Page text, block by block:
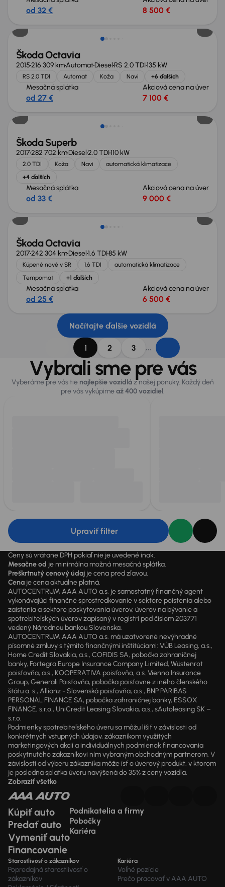
od 32 € 8 500 €
Zlacnené o 600 €
Škoda Octavia
2015216 309 kmAutomatDiesel RS 2.0 TDI135 kW
RS 2.0 TDI Automat Koža Navi +6 ďalších
Mesačná splátka
od 27 €
Akciová cena na úver
7 100 €
Zlacnené o 800 €
Škoda Superb
2017282 702 kmDiesel2.0 TDI110 kW
2.0 TDI Koža Navi
automatická klimatizace
+4 ďalších
Mesačná splátka
od 33 €
Akciová cena na úver
9 000 €
Škoda Octavia
2017242 304 kmDiesel1.6 TDI85 kW
Kúpené nové v SR 1.6 TDI
automatická klimatizace
Tempomat
+1 ďalších
Mesačná splátka
od 25 €
Akciová cena na úver
6 500 €
Načítajte ďalšie vozidlá
1 2 3 ...
Vybrali sme pre vás
Vyberáme pre vás tie najlepšie vozidláz našej ponuky. Každý deň
pre vás vykúpimeaž 400 vozidiel.
Upraviť filter
Ceny sú vrátane DPH pokiaľ nie je uvedené inak.
Mesačne od je minimálna možná mesačná splátka.
Preškrtnutý cenový údaj je cena pred zľavou.
Cena je cena aktuálne platná.
AUTOCENTRUM AAA AUTO a.s. je samostatný finančný agent
vykonávajúci finančné sprostredkovanie v sektore poistenia alebo
zaistenia a sektore poskytovania úverov, úverov na bývanie a
spotrebiteľských úverov zapísaný v registri pod číslom 203771
vedený Národnou bankou Slovenska.
AUTOCENTRUM AAA AUTO a.s. má uzatvorené nevýhradné
písomné zmluvy s týmito finančnými inštitúciami: VÚB Leasing, a.s.,
Home Credit Slovakia, a.s., COFIDIS SA, pobočka zahraničnej
banky, Fortegra Europe Insurance Company Limited, Wüstenrot
poisťovňa, a.s., KOOPERATIVA poisťovňa, a.s. Vienna Insurance
Group, Generali Poisťovňa, pobočka poisťovne z iného členského
štátu a. s., Allianz - Slovenská poisťovňa, a.s., BNP PARIBAS
PERSONAL FINANCE SA, pobočka zahraničnej banky, ESSOX
FINANCE, s.r.o., UniCredit Leasing Slovakia, a.s., sAutoleasing SK –
s.r.o.
Podmienky spotrebiteľského úveru sa môžu líšiť v závislosti od
konkrétnych vstupných údajov, zákazníkom využitých
marketingových akcií a individuálnych podmienok financovania
poskytnutého zákazníkovi ním vybraným obchodným partnerom. V
závislosti od výberu zákazníka môže ísť o úverový produkt, v ktorom
je posledná splátka úveru navýšená do 35% z ceny vozidla.
Zobraziť všetko
Kúpiť auto
Predať auto
Vymeniť auto
Financovanie
Podnikatelia a firmy
Pobočky
Kariéra
Starostlivosť o zákazníkov
Popredajná starostlivosť o
zákazníkov
Kariéra
Voľné pozície
Prečo pracovať v AAA AUTO